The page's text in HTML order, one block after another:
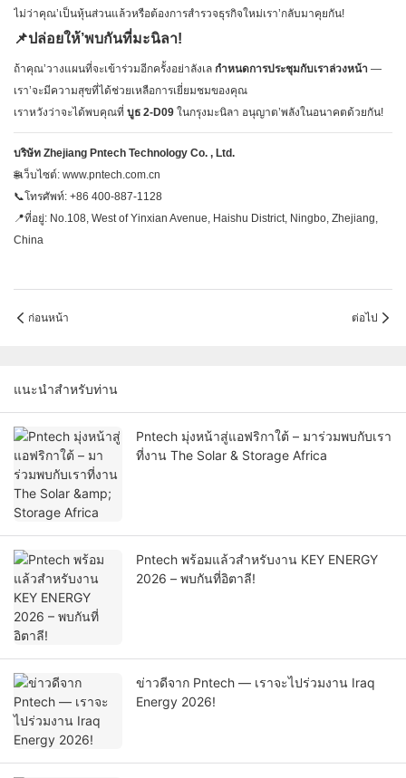
ไม่ว่าคุณ’เป็นหุ้นส่วนแล้วหรือต้องการสำรวจธุรกิจใหม่เรา’กลับมาคุยกัน!
📌ปล่อยให้’พบกันที่มะนิลา!
ถ้าคุณ’วางแผนที่จะเข้าร่วมอีกครั้งอย่าลังเล กำหนดการประชุมกับเราล่วงหน้า —
เรา’จะมีความสุขที่ได้ช่วยเหลือการเยี่ยมชมของคุณ
เราหวังว่าจะได้พบคุณที่ บูธ 2-D09 ในกรุงมะนิลา อนุญาต’พลังในอนาคตด้วยกัน!
บริษัท Zhejiang Pntech Technology Co. , Ltd.
🌐เว็บไซต์: www.pntech.com.cn
📞โทรศัพท์: +86 400-887-1128
📍ที่อยู่: No.108, West of Yinxian Avenue, Haishu District, Ningbo, Zhejiang,
China
ก่อนหน้า ต่อไป
แนะนำสำหรับท่าน
Pntech มุ่งหน้าสู่แอฟริกาใต้ – มาร่วมพบกับเรา
ที่งาน The Solar & Storage Africa
Pntech พร้อมแล้วสำหรับงาน KEY ENERGY
2026 – พบกันที่อิตาลี!
ข่าวดีจาก Pntech — เราจะไปร่วมงาน Iraq
Energy 2026!